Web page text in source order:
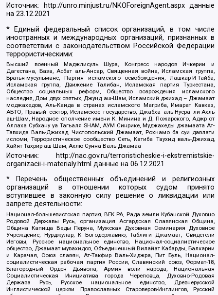
Источник: http://unro.minjust.ru/NKOForeignAgent.aspxданные
на23.12.2021
* Единый федеральный список организаций, в том числе
иностранных и международных организаций, признанных в
соответствии с законодательством Российской Федерации
террористическими:
Высший военный Маджлисуль Шура, Конгресс народов Ичкерии и
Дагестана, База, Асбат аль-Ансар, Священная война, Исламская группа,
Братья-мусульмане, Партия исламского освобождения, Лашкар-И-Тайба,
Исламская группа, Движение Талибан, Исламская партия Туркестана,
Общество социальных реформ, Общество возрождения исламского
наследия, Дом двух святых, Джунд аш-Шам, Исламский джихад – Джамаат
моджахедов, Аль-Каида в странах исламского Магриба, Имарат Кавказ,
АБТО, Правый сектор, Исламское государство, Джабха аль-Нусра ли-Ахль
аш-Шам, Народное ополчение имени К. Минина и Д. Пожарского, Аджр от
Аллаха Субхану уа Тагьаля SHAM, АУМ Синрике, Муджахеды джамаата Ат-
Тавхида Валь-Джихад, Чистопольский Джамаат, Рохнамо ба суи давлати
исломи, Террористическое сообщество Сеть, Катиба Таухид валь-Джихад,
Хайят Тахрир аш-Шам, Ахлю Сунна Валь Джамаа
Источник:
http://nac.gov.ru/terroristicheskie-i-ekstremistskie-
organizacii-i-materialy.html данные на06.12.2021
* Перечень общественных объединений и религиозных
организаций в отношении которых судом принято
вступившее в законную силу решение о ликвидации или
запрете деятельности:
Национал-большевистская партия, ВЕК РА, Рада земли Кубанской Духовно
Родовой Державы Русь, организация Асгардская Славянская Община,
Община Капища Веды Перуна, Мужская Духовная Семинария Духовное
Учреждение, Нурджулар, К Богодержавию, Таблиги Джамаат, Свидетели
Иеговы, Русское национальное единство, Национал-социалистическое
общество, Джамаат мувахидов, Объединенный Вилайат Кабарды, Балкарии
и Карачая, Союз славян, Ат-Такфир Валь-Хиджра, Пит Буль, Национал-
социалистическая рабочая партия России, Славянский союз, Формат-18,
Благородный Орден Дьявола, Армия воли народа, Национальная
Социалистическая Инициатива города Череповца, Духовно-Родовая
Держава Русь, Русское национальное единство, Древнерусской
Инглистической церкви Православных Староверов-Инглингов, Русский